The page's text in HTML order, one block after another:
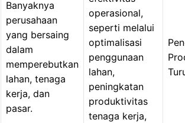
Banyaknya
perusahaan
yang bersaing
dalam
memperebutkan
lahan, tenaga
kerja, dan
pasar.
operasional,
seperti melalui
optimalisasi
penggunaan
lahan,
peningkatan
produktivitas
tenaga kerja,